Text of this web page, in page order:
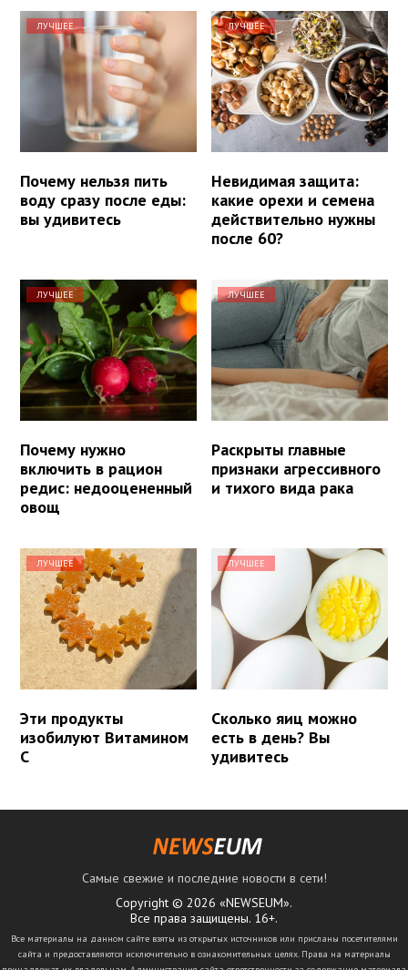
ЛУЧШЕЕ
Почему нельзя пить
воду сразу после еды:
вы удивитесь
ЛУЧШЕЕ
Невидимая защита:
какие орехи и семена
действительно нужны
после 60?
ЛУЧШЕЕ
Почему нужно
включить в рацион
редис: недооцененный
овощ
ЛУЧШЕЕ
Раскрыты главные
признаки агрессивного
и тихого вида рака
ЛУЧШЕЕ
Эти продукты
изобилуют Витамином
С
ЛУЧШЕЕ
Сколько яиц можно
есть в день? Вы
удивитесь
Самые свежие и последние новости в сети!
Copyright © 2026 «NEWSEUM».
Все права защищены. 16+.
Все материалы на данном сайте взяты из открытых источников или присланы посетителями
сайта и предоставляются исключительно в ознакомительных целях. Права на материалы